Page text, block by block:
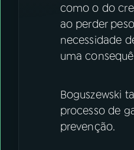
como o do
ao perder
necessidade
uma
Boguszewski
processo de
prevenção.